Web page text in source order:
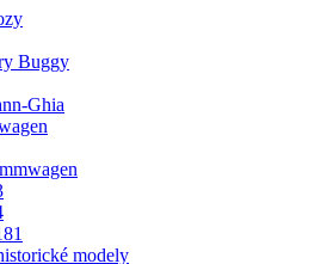
Buggy
Ghia
modely